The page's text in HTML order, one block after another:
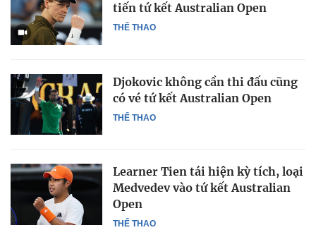
THỂ THAO
tiến tứ kết Australian Open
THỂ THAO
Djokovic không cần thi đấu cũng
có vé tứ kết Australian Open
THỂ THAO
Learner Tien tái hiện kỳ tích, loại
Medvedev vào tứ kết Australian
Open